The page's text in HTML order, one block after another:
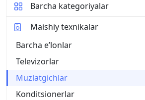
Barcha kategoriyalar
Maishiy texnikalar
Barcha eʼlonlar
Televizorlar
Muzlatgichlar
Konditsionerlar